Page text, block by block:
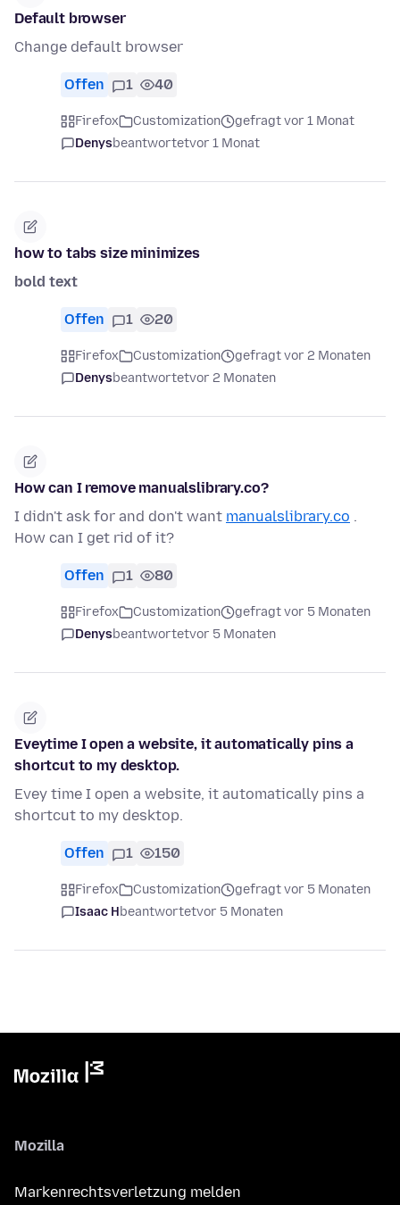
Default browser
Change default browser
Offen 1 40
Firefox Customization
gefragt vor 1 Monat
Denysbeantwortetvor 1 Monat
how to tabs size minimizes
bold text
Offen 1 20
Firefox Customization
gefragt vor 2 Monaten
Denysbeantwortetvor 2 Monaten
How can I remove manualslibrary.co?
I didn't ask for and don't want manualslibrary.co .
How can I get rid of it?
Offen 1 80
Firefox Customization
gefragt vor 5 Monaten
Denysbeantwortetvor 5 Monaten
Eveytime I open a website, it automatically pins a
shortcut to my desktop.
Evey time I open a website, it automatically pins a
shortcut to my desktop.
Offen 1 150
Firefox Customization
gefragt vor 5 Monaten
Isaac Hbeantwortetvor 5 Monaten
Mozilla
Markenrechtsverletzung melden